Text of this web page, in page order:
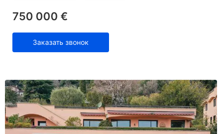
750 000 €
Заказать звонок